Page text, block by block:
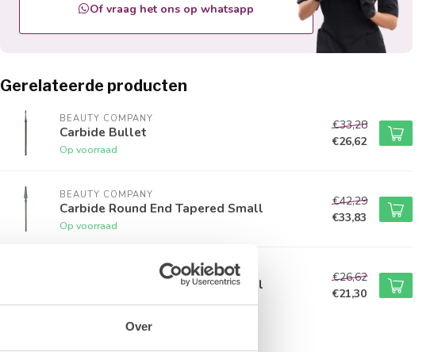
Over
Of vraag het ons op whatsapp
Gerelateerde producten
BEAUTY COMPANY
Carbide Bullet
Op voorraad
€33,28
€26,62
BEAUTY COMPANY
Carbide Round End Tapered Small
Op voorraad
€42,29
€33,83
Carbide Round End Cylinder Small
Op voorraad
€26,62
€21,30